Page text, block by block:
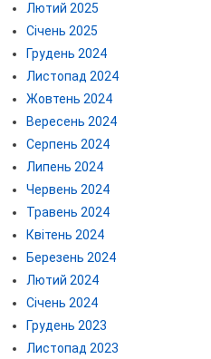
Лютий 2025
Січень 2025
Грудень 2024
Листопад 2024
Жовтень 2024
Вересень 2024
Серпень 2024
Липень 2024
Червень 2024
Травень 2024
Квітень 2024
Березень 2024
Лютий 2024
Січень 2024
Грудень 2023
Листопад 2023